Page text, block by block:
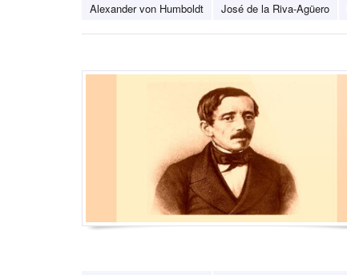
Alexander von Humboldt José de la Riva-Agüero